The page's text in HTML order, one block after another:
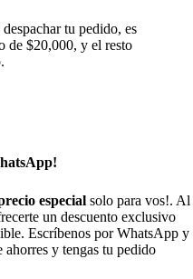
tu pedido, es
de $20,000, y el resto
especial solo para vos!. Al
un descuento exclusivo
Escríbenos por WhatsApp y
ahorres y tengas tu pedido